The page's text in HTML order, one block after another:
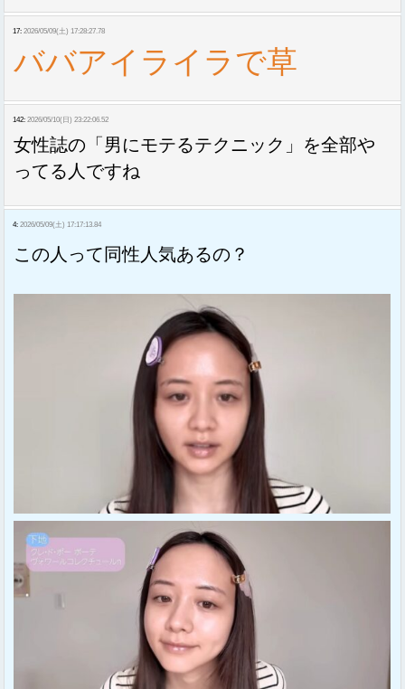
17: 2026/05/09(土) 17:28:27.78
ババアイライラで草
142: 2026/05/10(日) 23:22:06.52
女性誌の「男にモテるテクニック」を全部や
ってる人ですね
4: 2026/05/09(土) 17:17:13.84
この人って同性人気あるの？